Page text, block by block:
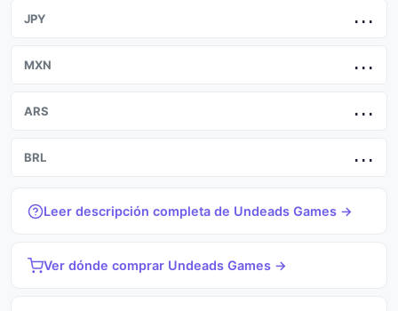
JPY ...
MXN ...
ARS ...
BRL ...
Leer descripción completa de Undeads Games →
Ver dónde comprar Undeads Games →